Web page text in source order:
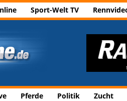
Sport-Welt TV
Pferde Politik Zucht